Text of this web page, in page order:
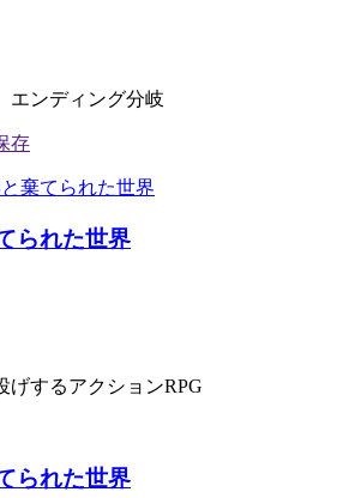
ンディング分岐
られた世界
げするアクションRPG
られた世界